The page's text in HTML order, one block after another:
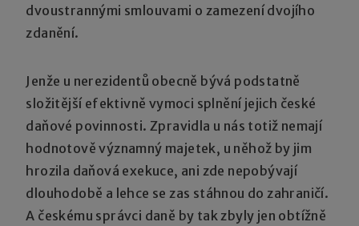
dvoustrannými smlouvami o zamezení dvojího
zdanění.
Jenže u nerezidentů obecně bývá podstatně
složitější efektivně vymoci splnění jejich české
daňové povinnosti. Zpravidla u nás totiž nemají
hodnotově významný majetek, u něhož by jim
hrozila daňová exekuce, ani zde nepobývají
dlouhodobě a lehce se zas stáhnou do zahraničí.
A českému správci daně by tak zbyly jen obtížně